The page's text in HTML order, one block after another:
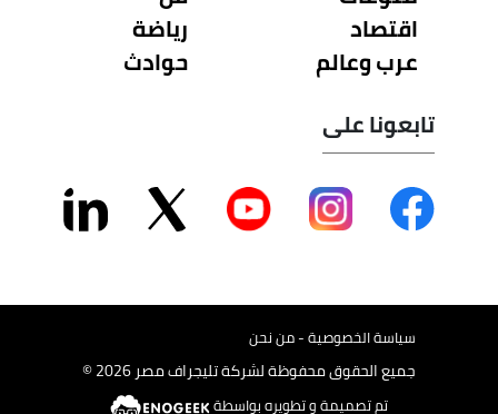
اقتصاد
عرب وعالم
رياضة
حوادث
تابعونا على
سياسة الخصوصية - من نحن
جميع الحقوق محفوظة لشركة تليجراف مصر 2026 ©
تم تصميمة و تطويره بواسطة